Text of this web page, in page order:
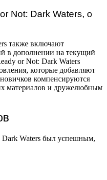
Not: Dark Waters, о
также включают
в дополнении на текущий
or Not: Dark Waters
которые добавляют
компенсируются
материалов и дружелюбным
Dark Waters был успешным,